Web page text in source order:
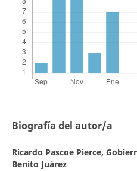
Biografía del autor/a
Ricardo Pascoe Pierce,
Benito Juárez